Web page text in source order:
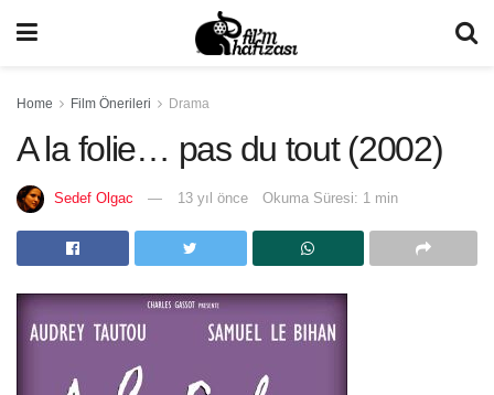
Home Film Önerileri Drama
A la folie… pas du tout (2002)
Sedef Olgac 13 yıl önce Okuma Süresi: 1 min